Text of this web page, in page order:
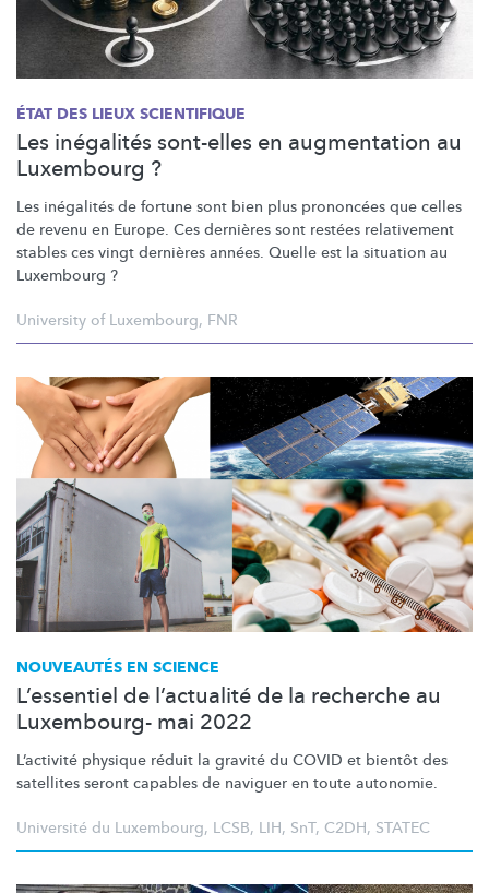
ÉTAT DES LIEUX SCIENTIFIQUE
Les inégalités sont-elles en augmentation au
Luxembourg ?
Les inégalités de fortune sont bien plus prononcées que celles
de revenu en Europe. Ces dernières sont restées relativement
stables ces vingt dernières années. Quelle est la situation au
Luxembourg ?
University of Luxembourg, FNR
NOUVEAUTÉS EN SCIENCE
L’essentiel de l’actualité de la recherche au
Luxembourg- mai 2022
L’activité physique réduit la gravité du COVID et bientôt des
satellites seront capables de naviguer en toute autonomie.
Université du Luxembourg, LCSB, LIH, SnT, C2DH, STATEC